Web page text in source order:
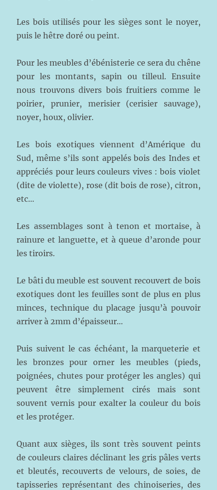
Les bois utilisés pour les sièges sont le noyer,
puis le hêtre doré ou peint.
Pour les meubles d’ébénisterie ce sera du chêne
pour les montants, sapin ou tilleul. Ensuite
nous trouvons divers bois fruitiers comme le
poirier, prunier, merisier (cerisier sauvage),
noyer, houx, olivier.
Les bois exotiques viennent d’Amérique du
Sud, même s’ils sont appelés bois des Indes et
appréciés pour leurs couleurs vives : bois violet
(dite de violette), rose (dit bois de rose), citron,
etc…
Les assemblages sont à tenon et mortaise, à
rainure et languette, et à queue d’aronde pour
les tiroirs.
Le bâti du meuble est souvent recouvert de bois
exotiques dont les feuilles sont de plus en plus
minces, technique du placage jusqu’à pouvoir
arriver à 2mm d’épaisseur…
Puis suivent le cas échéant, la marqueterie et
les bronzes pour orner les meubles (pieds,
poignées, chutes pour protéger les angles) qui
peuvent être simplement cirés mais sont
souvent vernis pour exalter la couleur du bois
et les protéger.
Quant aux sièges, ils sont très souvent peints
de couleurs claires déclinant les gris pâles verts
et bleutés, recouverts de velours, de soies, de
tapisseries représentant des chinoiseries, des